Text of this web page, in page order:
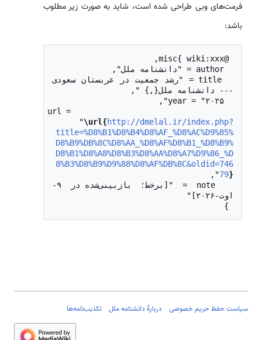
فرمت‌های وبی طراحی شده است، شاید به صورت زیر مطلوب
باشد:
  url =
"\url{http://dmelal.ir/index.php?
title=%D8%B1%D8%B4%D8%AF_%D8%AC%D9%85%
D8%B9%DB%8C%D8%AA_%D8%AF%D8%B1_%D8%B9%
D8%B1%D8%A8%D8%B3%D8%AA%D8%A7%D9%86_%D
8%B3%D8%B9%D9%88%D8%AF%DB%8C&oldid=746
79}
  note = "[برخط؛ بازبینی‌شده در ۹-
سیاست حفظ حریم خصوصی دربارهٔ دانشنامه ملل تکذیب‌نامه‌ها